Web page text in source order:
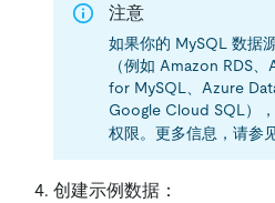
注意
如果你的 MySQL 数据
（例如 Amazon RDS
for MySQL、Azure
Google Cloud SQL）
权限。更多信息，请参
创建示例数据：